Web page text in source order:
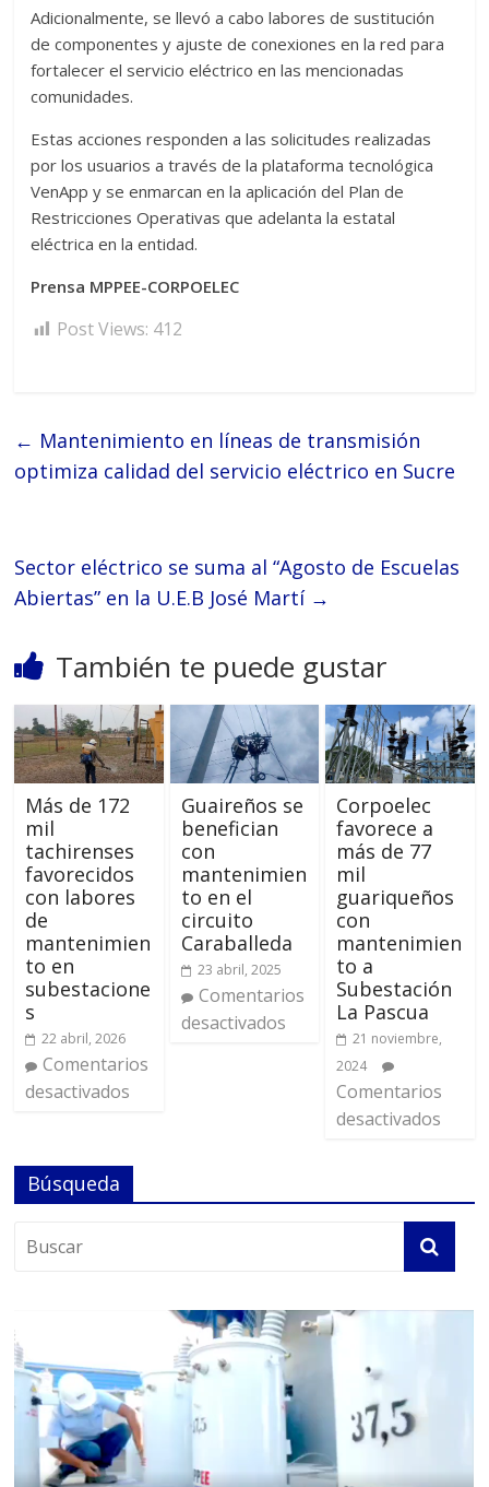
Adicionalmente, se llevó a cabo labores de sustitución
de componentes y ajuste de conexiones en la red para
fortalecer el servicio eléctrico en las mencionadas
comunidades.
Estas acciones responden a las solicitudes realizadas
por los usuarios a través de la plataforma tecnológica
VenApp y se enmarcan en la aplicación del Plan de
Restricciones Operativas que adelanta la estatal
eléctrica en la entidad.
Prensa MPPEE-CORPOELEC
Post Views: 412
← Mantenimiento en líneas de transmisión
optimiza calidad del servicio eléctrico en Sucre
Sector eléctrico se suma al “Agosto de Escuelas
Abiertas” en la U.E.B José Martí →
También te puede gustar
Más de 172
mil
tachirenses
favorecidos
con labores
de
mantenimien
to en
subestacione
s
22 abril, 2026
Comentarios
desactivados
Guaireños se
benefician
con
mantenimien
to en el
circuito
Caraballeda
23 abril, 2025
Comentarios
desactivados
Corpoelec
favorece a
más de 77
mil
guariqueños
con
mantenimien
to a
Subestación
La Pascua
21 noviembre,
2024
Comentarios
desactivados
Búsqueda